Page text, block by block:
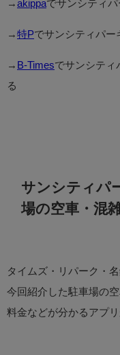
→ akippaでサンシティ
→ 特Pでサンシティパー
→ B-Timesでサンシティ
る
サンシティパ
場の空車・混
タイムズ・リパーク・名
今回紹介した駐車場の空
料金などが分かるアプリ